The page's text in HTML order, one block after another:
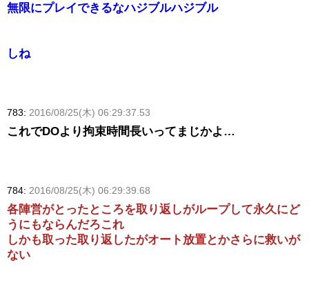
無限にプレイできるなハジブルハジブル
しね
783: 2016/08/25(木) 06:29:37.53
これでDOより拘束時間長いってまじかよ…
784: 2016/08/25(木) 06:29:39.68
各陣営がとったところを取り返しがループして永久にど
うにもならんだろこれ
しかも取った取り返したがオート放置とかさらに救いが
ない